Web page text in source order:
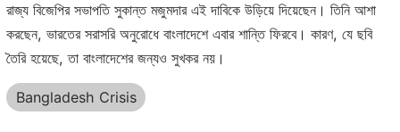
রাজ্য বিজেপির সভাপতি সুকান্ত মজুমদার এই দাবিকে উড়িয়ে দিয়েছেন। তিনি আশা
করছেন, ভারতের সরাসরি অনুরোধে বাংলাদেশে এবার শান্তি ফিরবে। কারণ, যে ছবি
তৈরি হয়েছে, তা বাংলাদেশের জন্যও সুখকর নয়।
Bangladesh Crisis